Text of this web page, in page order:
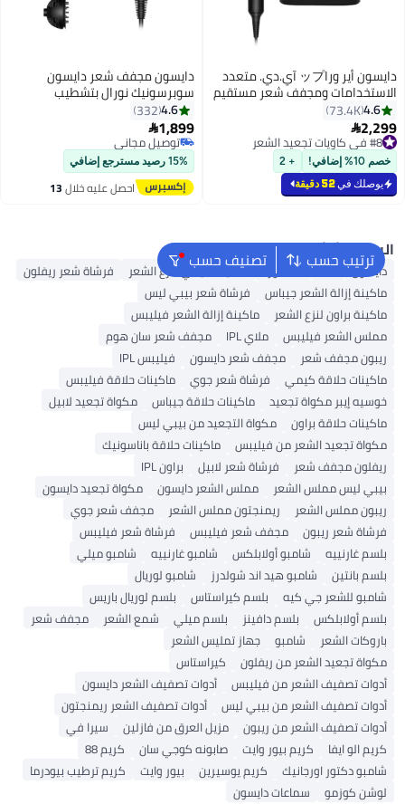
دايسون أير وراップ آي.دي. متعدد
الاستخدامات ومجفف شعر مستقيم
+ مموج
4.6
73.4K
2,299
#8 في كاويات تجعيد الشعر
#8 في كاويات تجعيد الشعر
خصم 10% إضافي!
يوصلك في52 دقيقة
دايسون مجفف شعر دايسون
سوبرسونيك نورال بتشطيب
سيراميك/برتقالي توباز
4.6
332
1,899
توصيل مجاني
توصيل مجاني
15% رصيد مسترجع إضافي
احصل عليه خلال13
اغسطس
ترتيب حسب تصنيف حسب البحث الشائع
دايسون K18 ماء الورد ماكينة كيمي لنزع الشعر
فرشاة شعر ريفلون
ماكينة إزالة الشعر جيباس
فرشاة شعر بيبي ليس
ماكينة براون لنزع الشعر
ماكينة إزالة الشعر فيليبس
مملس الشعر فيليبس
ملاي IPL
مجفف شعر سان هوم
ريبون مجفف شعر
مجفف شعر دايسون
فيليبس IPL
ماكينات حلاقة كيمي
فرشاة شعر جوي
ماكينات حلاقة فيليبس
خوسيه إيبر مكواة تجعيد
ماكينات حلاقة جيباس
مكواة تجعيد لابيل
ماكينات حلاقة براون
مكواة التجعيد من بيبي ليس
مكواة تجعيد الشعر من فيليبس
ماكينات حلاقة باناسونيك
ريفلون مجفف شعر
فرشاة شعر لابيل
براون IPL
بيبي ليس مملس الشعر
مملس الشعر دايسون
مكواة تجعيد دايسون
ريبون مملس الشعر
ريمنجتون مملس الشعر
مجفف شعر جوي
فرشاة شعر ريبون
مجفف شعر فيليبس
فرشاة شعر فيليبس
بلسم غارنييه
شامبو أولابلكس شامبو غارنييه
شامبو ميلي
بلسم بانتين
شامبو هيد اند شولدرز
شامبو لوريال
شامبو للشعر جي كيه
بلسم كيراستاس
بلسم لوريال باريس
بلسم أولابلكس
بلسم دافينز بلسم ميلي شمع الشعر
مجفف شعر
باروكات الشعر
شامبو
جهاز تمليس الشعر
مكواة تجعيد الشعر من ريفلون
كيراستاس
أدوات تصفيف الشعر من فيليبس
أدوات تصفيف الشعر دايسون
أدوات تصفيف الشعر من بيبي ليس
أدوات تصفيف الشعر ريمنجتون
أدوات تصفيف الشعر من ريبون
مزيل العرق من فازلين
سيرا في
كريم الو ايفا
كريم بيور وايت صابونه كوجي سان
كريم 88
شامبو دكتور اورجانيك
كريم يوسيرين بيور وايت
كريم ترطيب بيودرما
لوشن كوزمو
سماعات دايسون